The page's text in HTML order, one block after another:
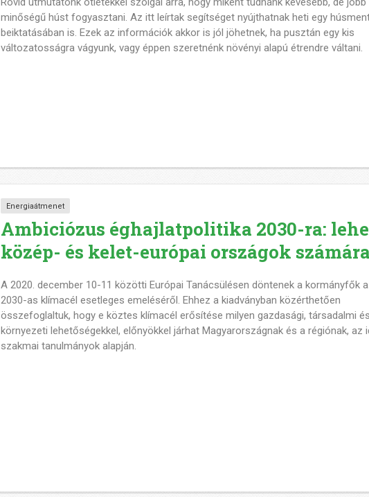
minőségű húst fogyasztani. Az itt leírtak segítséget nyújthatnak heti egy
beiktatásában is. Ezek az információk akkor is jól jöhetnek, ha pusztán egy kis
változatosságra vágyunk, vagy éppen szeretnénk növényi alapú étrendre váltani.
Energiaátmenet
Ambiciózus éghajlatpolitika 2030-ra:
közép- és kelet-európai országok számára
A 2020. december 10-11 közötti Európai Tanácsülésen döntenek a kormányfők
2030-as klímacél esetleges emeléséről. Ehhez a kiadványban közérthetően
összefoglaltuk, hogy e köztes klímacél erősítése milyen gazdasági, társadalmi és
környezeti lehetőségekkel, előnyökkel járhat Magyarországnak és a régiónak, az
szakmai tanulmányok alapján.